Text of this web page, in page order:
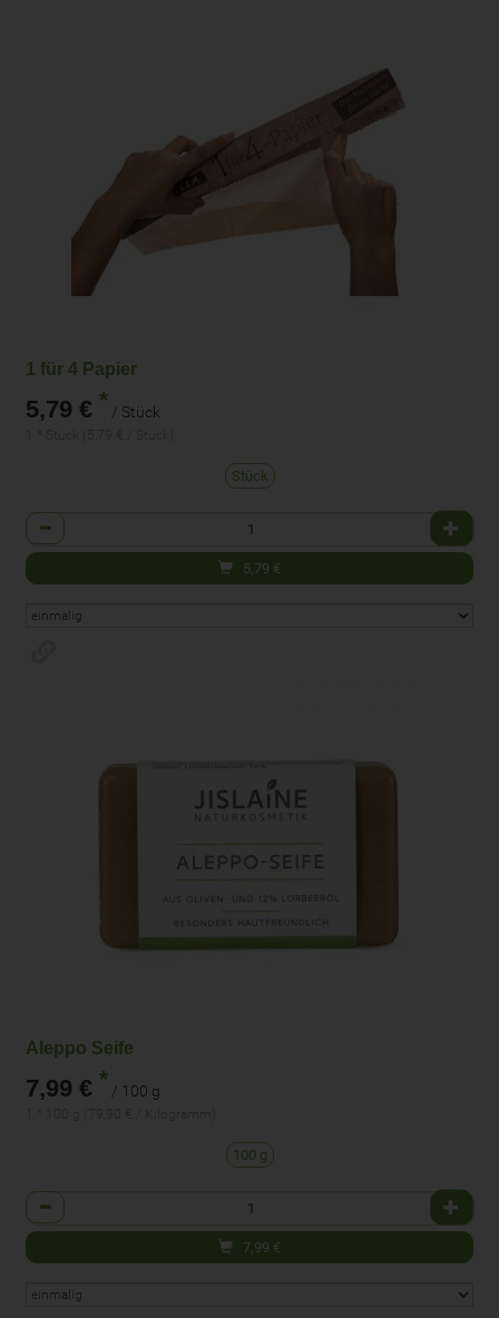
1 für 4 Papier
5,79 € * / Stück
Stück
Anzahl
5,79 €
Aleppo Seife
7,99 € * / 100 g
100 g
Anzahl
7,99 €